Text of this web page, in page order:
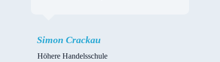
Simon Crackau
Höhere Handelsschule